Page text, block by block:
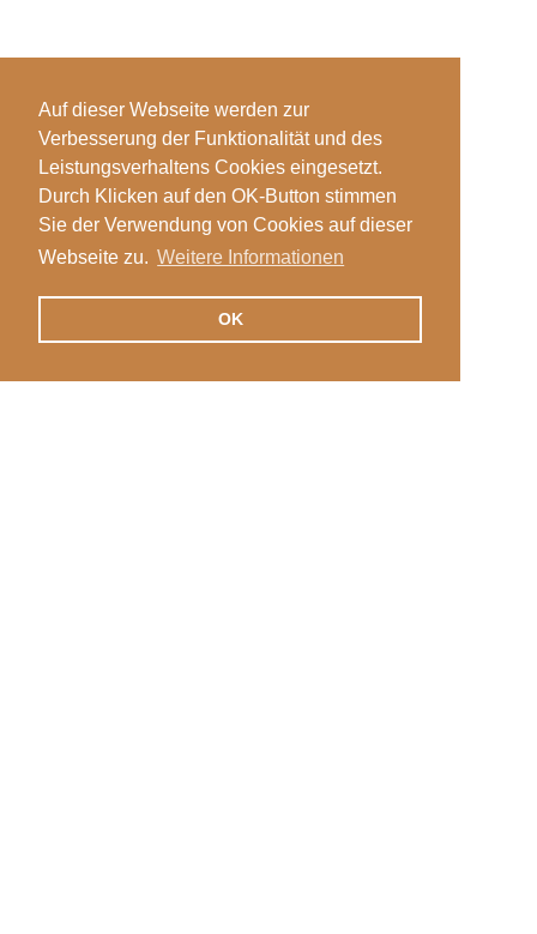
Auf dieser Webseite werden zur
Verbesserung der Funktionalität und des
Leistungsverhaltens Cookies eingesetzt.
Durch Klicken auf den OK-Button stimmen
Sie der Verwendung von Cookies auf dieser
Webseite zu. Weitere Informationen
OK